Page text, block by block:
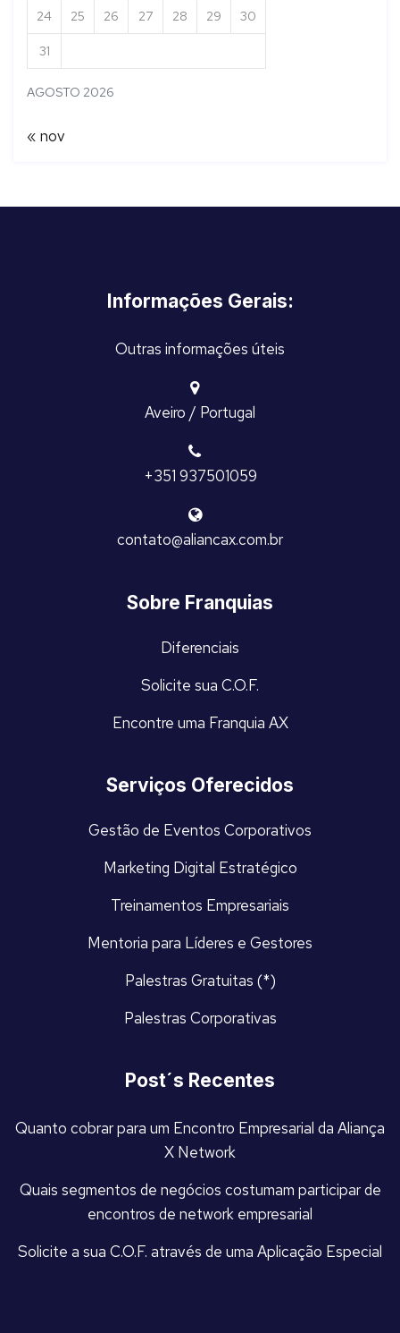
AGOSTO 2026
24 25 26 27 28 29 30
31
« nov
Informações Gerais:
Outras informações úteis
Aveiro / Portugal
+351 937501059
contato@aliancax.com.br
Sobre Franquias
Diferenciais
Solicite sua C.O.F.
Encontre uma Franquia AX
Serviços Oferecidos
Gestão de Eventos Corporativos
Marketing Digital Estratégico
Treinamentos Empresariais
Mentoria para Líderes e Gestores
Palestras Gratuitas (*)
Palestras Corporativas
Post´s Recentes
Quanto cobrar para um Encontro Empresarial da Aliança
X Network
Quais segmentos de negócios costumam participar de
encontros de network empresarial
Solicite a sua C.O.F. através de uma Aplicação Especial